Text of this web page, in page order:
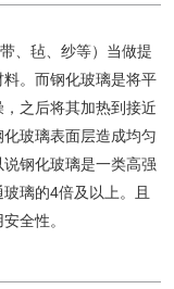
、毡、纱等）当做提
。而钢化玻璃是将平
之后将其加热到接近
玻璃表面层造成均匀
钢化玻璃是一类高强
璃的4倍及以上。且
全性。